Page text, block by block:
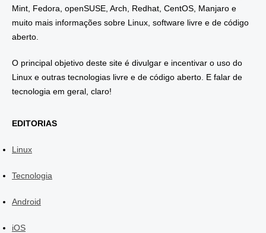
Mint, Fedora, openSUSE, Arch, Redhat, CentOS, Manjaro e
muito mais informações sobre Linux, software livre e de código
aberto.
O principal objetivo deste site é divulgar e incentivar o uso do
Linux e outras tecnologias livre e de código aberto. E falar de
tecnologia em geral, claro!
EDITORIAS
Linux
Tecnologia
Android
iOS